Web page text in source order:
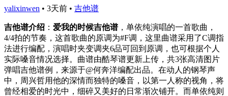
yalixinwen • 3天前 • 吉他谱
吉他谱介绍 ： 爱我的时候吉他谱，单依纯演唱的一首歌曲，
4/4拍的节奏，这首歌曲的原调为#F调，这里曲谱采用了C调指
法进行编配，演唱时夹变调夹6品可回到原调，也可根据个人
实际嗓音情况选择。曲谱由酷琴谱更新上传，共3张高清图片
弹唱吉他谱例，来源于@何奔洋编配出品。在动人的钢琴声
中，周兴哲用他的深情而独特的嗓音，以第一人称的视角，将
曾经相爱的时光中，细碎又美好的日常渐次铺开。而单依纯则